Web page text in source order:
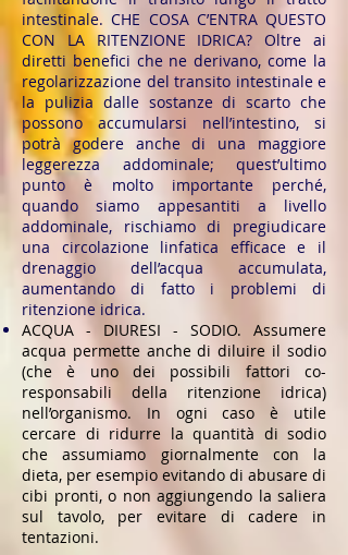
intestinale. CHE COSA C’ENTRA QUESTO
CON LA RITENZIONE IDRICA? Oltre ai
diretti benefici che ne derivano, come la
regolarizzazione del transito intestinale e
la pulizia dalle sostanze di scarto che
possono accumularsi nell’intestino, si
potrà godere anche di una maggiore
leggerezza addominale; quest’ultimo
punto è molto importante perché,
quando siamo appesantiti a livello
addominale, rischiamo di pregiudicare
una circolazione linfatica efficace e il
drenaggio dell’acqua accumulata,
aumentando di fatto i problemi di
ritenzione idrica.
ACQUA - DIURESI - SODIO. Assumere
acqua permette anche di diluire il sodio
(che è uno dei possibili fattori co-
responsabili della ritenzione idrica)
nell’organismo. In ogni caso è utile
cercare di ridurre la quantità di sodio
che assumiamo giornalmente con la
dieta, per esempio evitando di abusare di
cibi pronti, o non aggiungendo la saliera
sul tavolo, per evitare di cadere in
tentazioni.